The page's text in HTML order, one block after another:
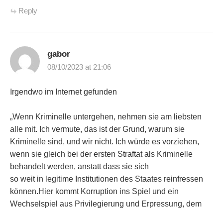
Reply
gabor
08/10/2023 at 21:06
Irgendwo im Internet gefunden
„Wenn Kriminelle untergehen, nehmen sie am liebsten
alle mit. Ich vermute, das ist der Grund, warum sie
Kriminelle sind, und wir nicht. Ich würde es vorziehen,
wenn sie gleich bei der ersten Straftat als Kriminelle
behandelt werden, anstatt dass sie sich
so weit in legitime Institutionen des Staates reinfressen
können.Hier kommt Korruption ins Spiel und ein
Wechselspiel aus Privilegierung und Erpressung, dem